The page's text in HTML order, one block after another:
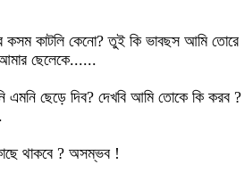
কসম কাটলি কেনো? তুই কি ভাবছস আমি তোরে
ছেলেকে......
এমনি ছেড়ে দিব? দেখবি আমি তোকে কি করব ?
থাকবে ? অসম্ভব !